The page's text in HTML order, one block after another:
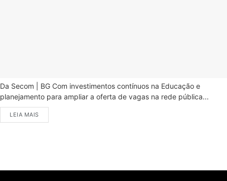
Da Secom | BG Com investimentos contínuos na Educação e
planejamento para ampliar a oferta de vagas na rede pública...
LEIA MAIS